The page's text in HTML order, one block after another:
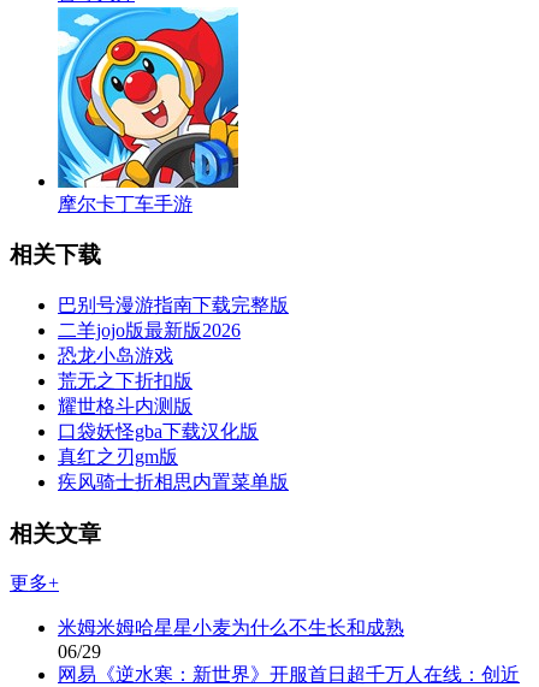
摩尔卡丁车手游
相关下载
巴别号漫游指南下载完整版
二羊jojo版最新版2026
恐龙小岛游戏
荒无之下折扣版
耀世格斗内测版
口袋妖怪gba下载汉化版
真红之刃gm版
疾风骑士折相思内置菜单版
相关文章
更多+
米姆米姆哈星星小麦为什么不生长和成熟
06/29
网易《逆水寒：新世界》开服首日超千万人在线：创近